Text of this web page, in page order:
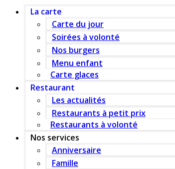
La carte
Carte du jour
Soirées à volonté
Nos burgers
Menu enfant
Carte glaces
Restaurant
Les actualités
Restaurants à petit prix
Restaurants à volonté
Nos services
Anniversaire
Famille